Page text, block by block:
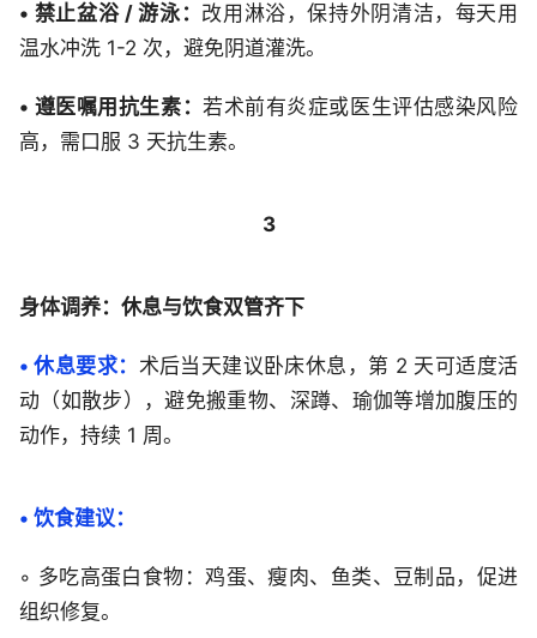
• 禁止盆浴 / 游泳： 改用淋浴，保持外阴清洁，每天用
温水冲洗 1-2 次，避免阴道灌洗。
• 遵医嘱用抗生素：若术前有炎症或医生评估感染风险
高，需口服 3 天抗生素。
3
身体调养：休息与饮食双管齐下
• 休息要求： 术后当天建议卧床休息，第 2 天可适度活
动（如散步），避免搬重物、深蹲、瑜伽等增加腹压的
动作，持续 1 周。
• 饮食建议：
◦ 多吃高蛋白食物：鸡蛋、瘦肉、鱼类、豆制品，促进
组织修复。